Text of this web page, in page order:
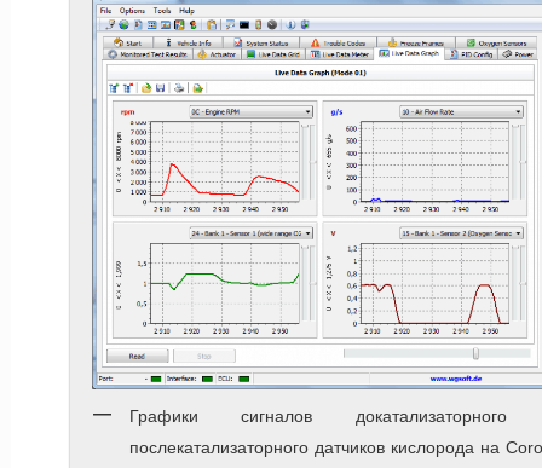
Графики сигналов
послекатализаторного датчиков кислорода на